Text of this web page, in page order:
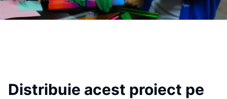
Distribuie acest proiect pe